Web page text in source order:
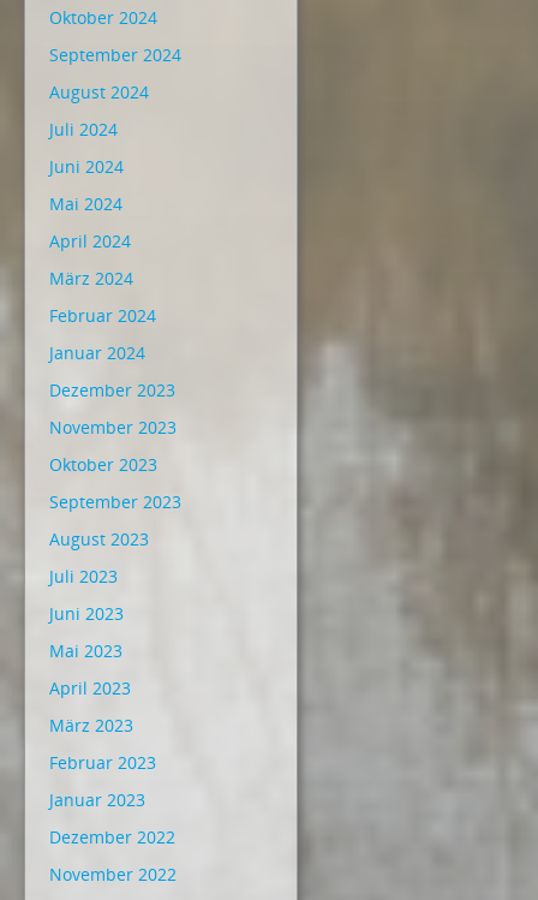
Oktober 2024
September 2024
August 2024
Juli 2024
Juni 2024
Mai 2024
April 2024
März 2024
Februar 2024
Januar 2024
Dezember 2023
November 2023
Oktober 2023
September 2023
August 2023
Juli 2023
Juni 2023
Mai 2023
April 2023
März 2023
Februar 2023
Januar 2023
Dezember 2022
November 2022